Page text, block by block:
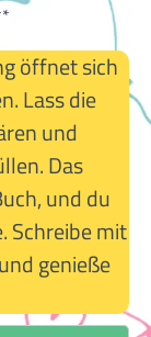
öffnet sich
Lass die
und
Das
und du
Schreibe mit
genieße